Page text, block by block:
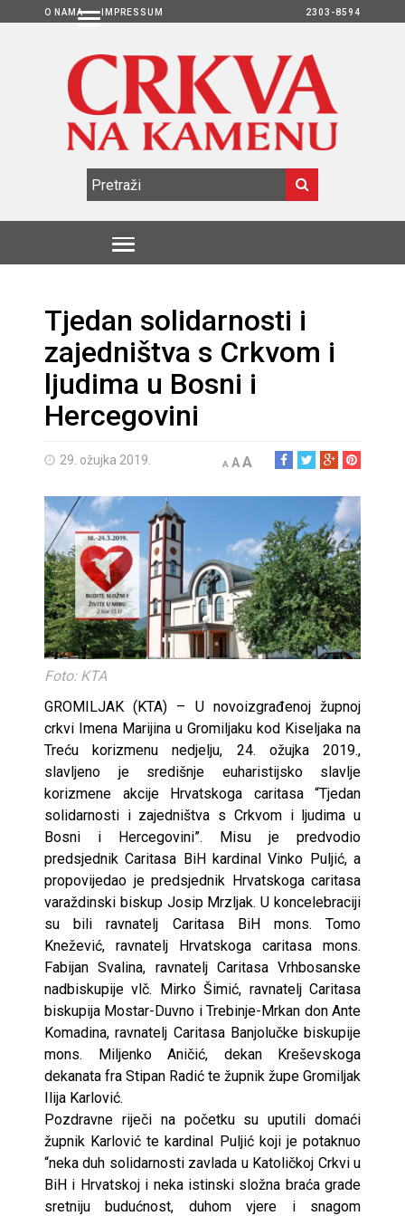
O NAMA IMPRESSUM 2303-8594
Tjedan solidarnosti i
zajedništva s Crkvom i
ljudima u Bosni i
Hercegovini
29. ožujka 2019. A AA
Foto: KTA
GROMILJAK (KTA) – U novoizgrađenoj župnoj
crkvi Imena Marijina u Gromiljaku kod Kiseljaka na
Treću korizmenu nedjelju, 24. ožujka 2019.,
slavljeno je središnje euharistijsko slavlje
korizmene akcije Hrvatskoga caritasa “Tjedan
solidarnosti i zajedništva s Crkvom i ljudima u
Bosni i Hercegovini”. Misu je predvodio
predsjednik Caritasa BiH kardinal Vinko Puljić, a
propovijedao je predsjednik Hrvatskoga caritasa
varaždinski biskup Josip Mrzljak. U koncelebraciji
su bili ravnatelj Caritasa BiH mons. Tomo
Knežević, ravnatelj Hrvatskoga caritasa mons.
Fabijan Svalina, ravnatelj Caritasa Vrhbosanske
nadbiskupije vlč. Mirko Šimić, ravnatelj Caritasa
biskupija Mostar-Duvno i Trebinje-Mrkan don Ante
Komadina, ravnatelj Caritasa Banjolučke biskupije
mons. Miljenko Aničić, dekan Kreševskoga
dekanata fra Stipan Radić te župnik župe Gromiljak
Ilija Karlović.
Pozdravne riječi na početku su uputili domaći
župnik Karlović te kardinal Puljić koji je potaknuo
“neka duh solidarnosti zavlada u Katoličkoj Crkvi u
BiH i Hrvatskoj i neka istinski složna braća grade
sretniju budućnost, duhom vjere i snagom